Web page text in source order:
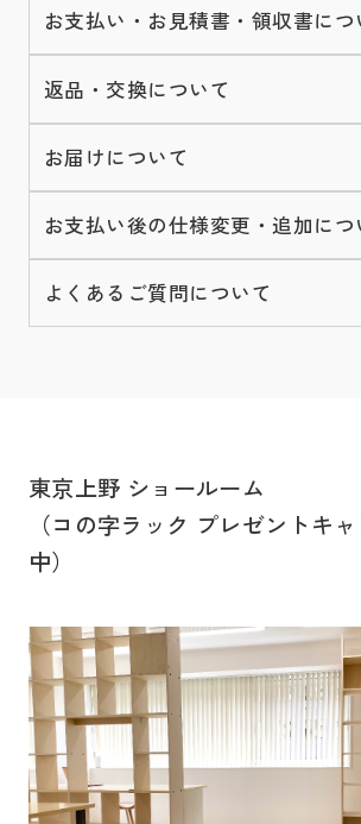
お支払い・お見積書・領収書につ
返品・交換について
お届けについて
お支払い後の仕様変更・追加につ
よくあるご質問について
東京上野 ショールーム
（コの字ラック プレゼントキ
中）